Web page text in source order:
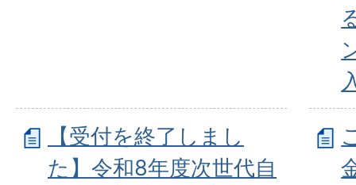
【受付を終了しまし
た】令和8年度次世代自